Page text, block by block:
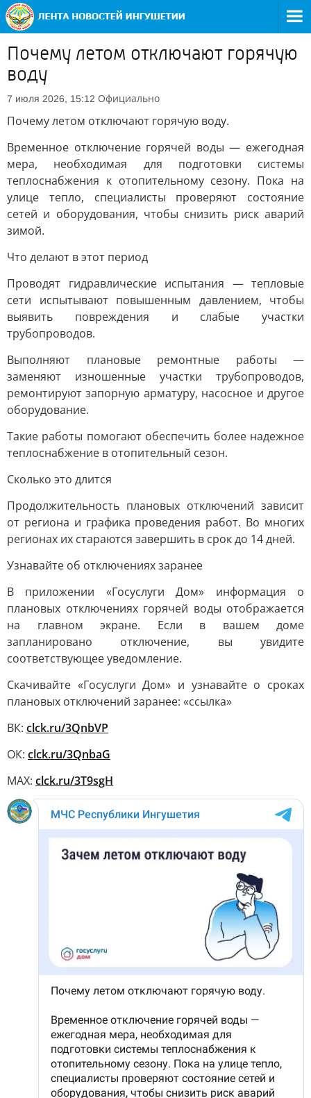
Почему летом отключают горячую
воду
7 июля 2026, 15:12 Официально
Почему летом отключают горячую воду.
Временное отключение горячей воды — ежегодная
мера, необходимая для подготовки системы
теплоснабжения к отопительному сезону. Пока на
улице тепло, специалисты проверяют состояние
сетей и оборудования, чтобы снизить риск аварий
зимой.
Что делают в этот период
Проводят гидравлические испытания — тепловые
сети испытывают повышенным давлением, чтобы
выявить повреждения и слабые участки
трубопроводов.
Выполняют плановые ремонтные работы —
заменяют изношенные участки трубопроводов,
ремонтируют запорную арматуру, насосное и другое
оборудование.
Такие работы помогают обеспечить более надежное
теплоснабжение в отопительный сезон.
Сколько это длится
Продолжительность плановых отключений зависит
от региона и графика проведения работ. Во многих
регионах их стараются завершить в срок до 14 дней.
Узнавайте об отключениях заранее
В приложении «Госуслуги Дом» информация о
плановых отключениях горячей воды отображается
на главном экране. Если в вашем доме
запланировано отключение, вы увидите
соответствующее уведомление.
Скачивайте «Госуслуги Дом» и узнавайте о сроках
плановых отключений заранее: «ссылка»
ВК: clck.ru/3QnbVP
ОК: clck.ru/3QnbaG
MAX: clck.ru/3T9sgH